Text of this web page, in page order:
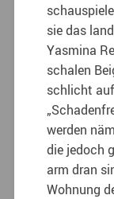
sie das
Yasmina
schalen
schlicht
werden
die jedoch
arm dran
Wohnung